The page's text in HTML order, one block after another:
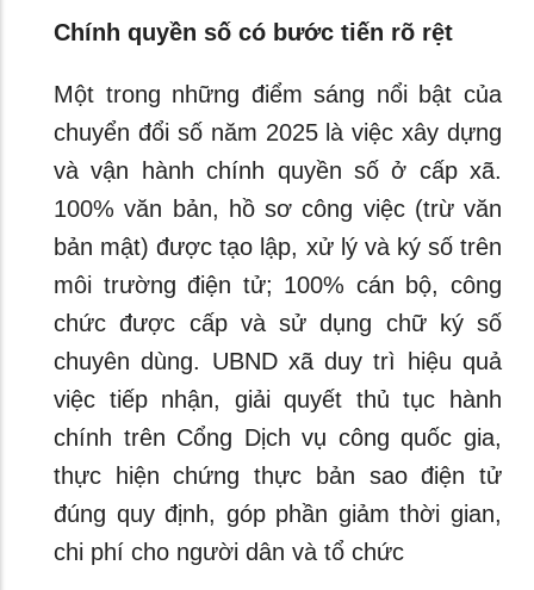
Chính quyền số có bước tiến rõ rệt
Một trong những điểm sáng nổi bật của
chuyển đổi số năm 2025 là việc xây dựng
và vận hành chính quyền số ở cấp xã.
100% văn bản, hồ sơ công việc (trừ văn
bản mật) được tạo lập, xử lý và ký số trên
môi trường điện tử; 100% cán bộ, công
chức được cấp và sử dụng chữ ký số
chuyên dùng. UBND xã duy trì hiệu quả
việc tiếp nhận, giải quyết thủ tục hành
chính trên Cổng Dịch vụ công quốc gia,
thực hiện chứng thực bản sao điện tử
đúng quy định, góp phần giảm thời gian,
chi phí cho người dân và tổ chức